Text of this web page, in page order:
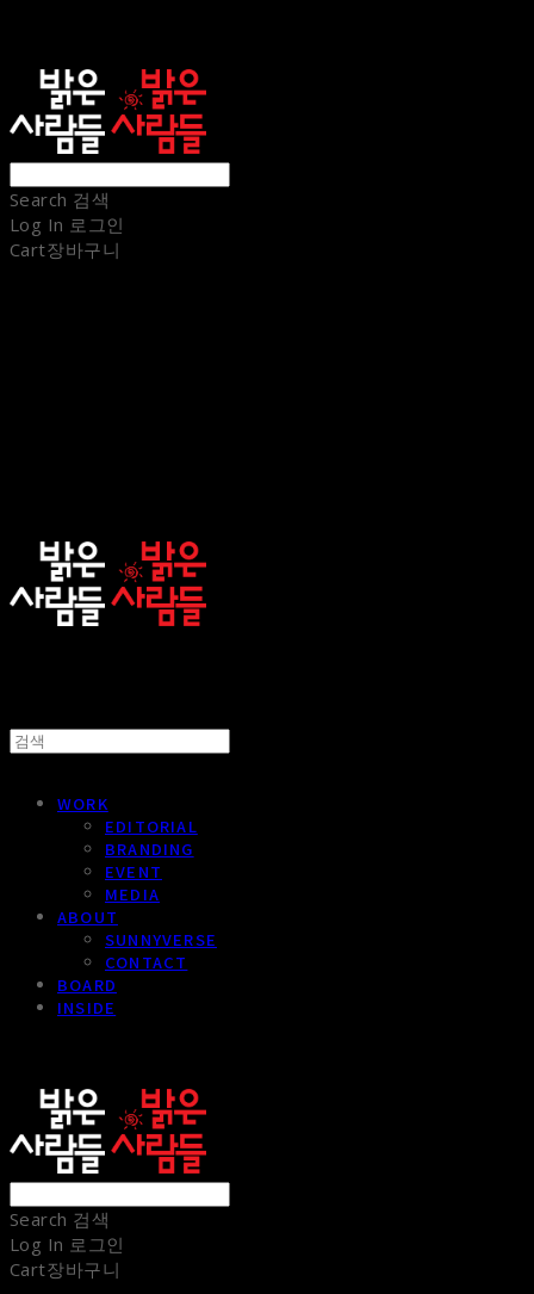
Search 검색
Log In 로그인
Cart장바구니
WORK
EDITORIAL
BRANDING
EVENT
MEDIA
ABOUT
SUNNYVERSE
CONTACT
BOARD
INSIDE
Search 검색
Log In 로그인
Cart장바구니